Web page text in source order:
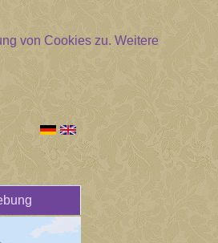
von Cookies zu.Weitere